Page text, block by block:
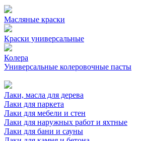
Масляные краски
Краски универсальные
Колера
Универсальные колеровочные пасты
Лаки, масла для дерева
Лаки для паркета
Лаки для мебели и стен
Лаки для наружных работ и яхтные
Лаки для бани и сауны